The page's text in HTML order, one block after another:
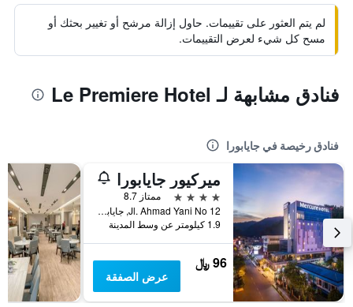
لم يتم العثور على تقييمات. حاول إزالة مرشح أو تغيير بحثك أو
مسح كل شيء لعرض التقييمات.
فنادق مشابهة لـ Le Premiere Hotel
فنادق رخيصة في جايابورا
ميركيور جايابورا
4 نجوم
ممتاز 8.7
Jl. Ahmad Yani No 12, جايابورا, إندونيسيا
1.9 كيلومتر عن وسط المدينة
96 ﷼
عرض الصفقة